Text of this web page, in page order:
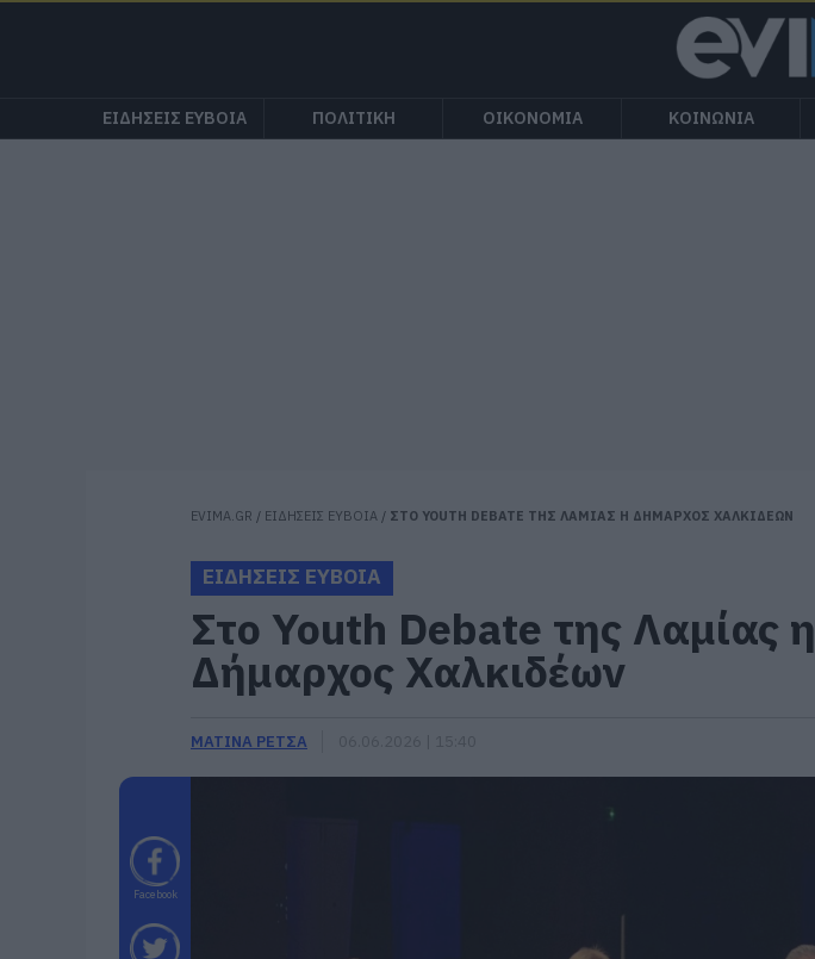
ΕΙΔΗΣΕΙΣ ΕΥΒΟΙΑ ΠΟΛΙΤΙΚΗ ΟΙΚΟΝΟΜΙΑ ΚΟΙΝΩΝΙΑ
EVIMA.GR / ΕΙΔΗΣΕΙΣ ΕΥΒΟΙΑ / ΣΤΟ YOUTH DEBATE ΤΗΣ ΛΑΜΙΑΣ Η ΔΗΜΑΡΧΟΣ ΧΑΛΚΙΔΕΩΝ
ΕΙΔΗΣΕΙΣ ΕΥΒΟΙΑ
Στο Youth Debate της Λαμίας η
Δήμαρχος Χαλκιδέων
ΜΑΤΙΝΑ ΡΕΤΣΑ
Facebook